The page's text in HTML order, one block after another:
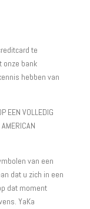
te
onze bank
hebben van
EEN VOLLEDIG
van een
dat u zich in een
dat moment
YaKa